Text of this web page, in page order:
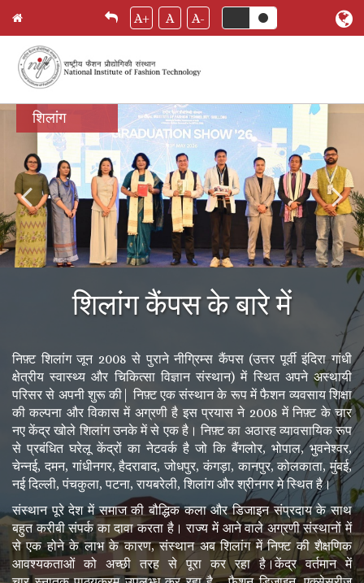
Skip
content
A+ A A-
शिलांग
शिलांग कैंपस के बारे में
निफ़्ट शिलांग जून 2008 से पुराने नीग्रिम्स कैंपस (उत्तर पूर्वी इंदिरा गांधी
क्षेत्रीय स्वास्थ्य और चिकित्सा विज्ञान संस्थान) में स्थित अपने अस्थायी
परिसर से अपनी शुरू की| निफ़्ट एक संस्थान के रूप में फैशन व्यवसाय शिक्षा
की कल्पना और विकास में अग्रणी है इस प्रयास ने 2008 में निफ़्ट के चार
नए केंद्र खोले शिलांग उनके में से एक है। निफ़्ट का अठारह व्यावसायिक रूप
से प्रबंधित घरेलू केंद्रों का नेटवर्क है जो कि बैंगलोर, भोपाल, भुवनेश्वर,
चेन्नई, दमन, गांधीनगर, हैदराबाद, जोधपुर, कंगड़ा, कानपुर, कोलकाता, मुंबई,
नई दिल्ली, पंचकुला, पटना, रायबरेली, शिलांग और श्रीनगर मे स्थित है।
संस्थान पूरे देश में समाज की बौद्धिक कला और डिजाइन संप्रदाय के साथ
बहुत करीबी संपर्क का दावा करता है। राज्य में आने वाले अग्रणी संस्थानों में
से एक होने के लाभ के कारण, संस्थान अब शिलांग में निफ्ट की शैक्षणिक
आवश्यकताओं को अच्छी तरह से पूरा कर रहा है।केंद्र वर्तमान में